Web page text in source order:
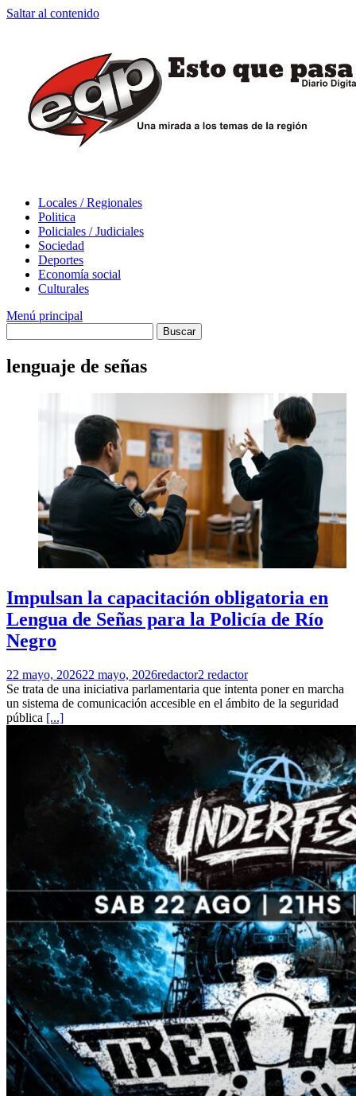
Saltar al contenido
Locales / Regionales
Politica
Policiales / Judiciales
Sociedad
Deportes
Economía social
Culturales
Menú principal
lenguaje de señas
Impulsan la capacitación obligatoria en
Lengua de Señas para la Policía de Río
Negro
22 mayo, 202622 mayo, 2026redactor2 redactor
Se trata de una iniciativa parlamentaria que intenta poner en marcha
un sistema de comunicación accesible en el ámbito de la seguridad
pública [...]